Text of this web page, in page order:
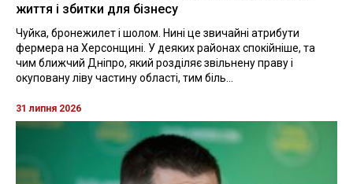
життя і збитки для бізнесу
Чуйка, бронежилет і шолом. Нині це звичайні атрибути
фермера на Херсонщині. У деяких районах спокійніше, та
чим ближчий Дніпро, який розділяє звільнену праву і
окуповану ліву частину області, тим біль...
31 липня 2026